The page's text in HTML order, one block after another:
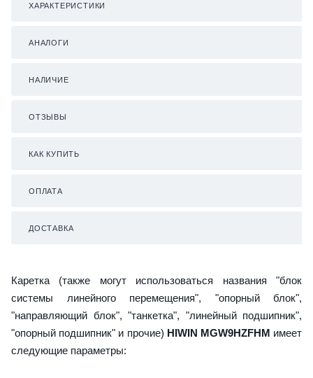
ХАРАКТЕРИСТИКИ
АНАЛОГИ
НАЛИЧИЕ
ОТЗЫВЫ
КАК КУПИТЬ
ОПЛАТА
ДОСТАВКА
Каретка (также могут использоваться названия "блок
системы линейного перемещения", "опорный блок",
"направляющий блок", "танкетка", "линейный подшипник",
"опорный подшипник" и прочие) HIWIN MGW9HZFHM имеет
следующие параметры: